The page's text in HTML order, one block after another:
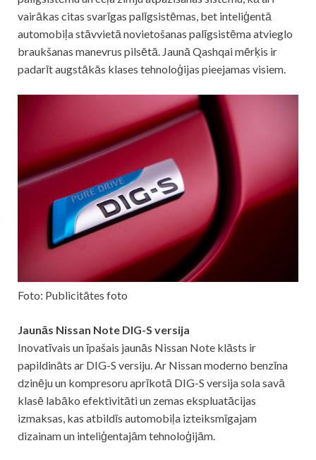
vairākas citas svarīgas palīgsistēmas, bet inteliģentā
automobiļa stāvvietā novietošanas palīgsistēma atvieglo
braukšanas manevrus pilsētā. Jaunā Qashqai mērķis ir
padarīt augstākās klases tehnoloģijas pieejamas visiem.
Foto: Publicitātes foto
Jaunās Nissan Note DIG-S versija
Inovatīvais un īpašais jaunās Nissan Note klāsts ir
papildināts ar DIG-S versiju. Ar Nissan moderno benzīna
dzinēju un kompresoru aprīkotā DIG-S versija sola savā
klasē labāko efektivitāti un zemas ekspluatācijas
izmaksas, kas atbildīs automobiļa izteiksmīgajam
dizainam un inteliģentajām tehnoloģijām.